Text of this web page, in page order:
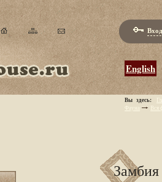
English
Вы здесь:
Фауна
Вся